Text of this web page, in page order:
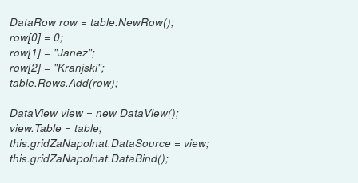
DataRow row = table.NewRow();
row[0] = 0;
row[1] = "Janez";
row[2] = "Kranjski";
table.Rows.Add(row);
DataView view = new DataView();
view.Table = table;
this.gridZaNapolnat.DataSource = view;
this.gridZaNapolnat.DataBind();